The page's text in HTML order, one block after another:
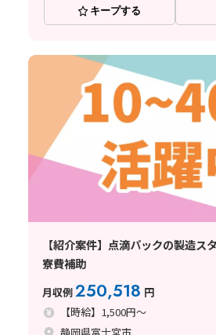
キープする
【紹介案件】点滴パックの製造ス
寮費補助
月収例250,518 円
【時給】1,500円～